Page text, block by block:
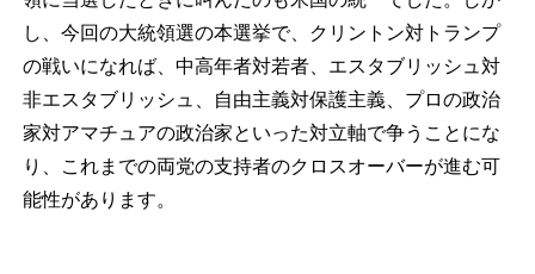
し、今回の大統領選の本選挙で、クリントン対トランプ
の戦いになれば、中高年者対若者、エスタブリッシュ対
非エスタブリッシュ、自由主義対保護主義、プロの政治
家対アマチュアの政治家といった対立軸で争うことにな
り、これまでの両党の支持者のクロスオーバーが進む可
能性があります。